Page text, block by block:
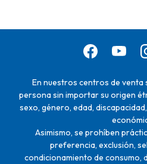
En nuestros centros de
persona sin importar su origen
sexo, género, edad,
Asimismo, se prohíben
preferencia, exclusión,
condicionamiento de consumo,